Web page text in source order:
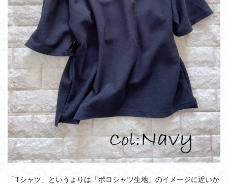
「Tシャツ」というよりは「ポロシャツ生地」のイメージに近いか